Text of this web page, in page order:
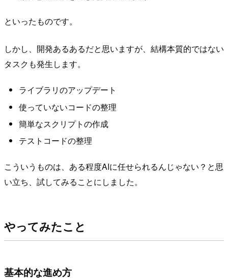
といったものです。
しかし、開発あるあるだと思いますが、結構本質的ではない
タスクも発生します。
ライブラリのアップデート
使っていないコードの整理
簡単なスクリプトの作成
テストコードの整理
こういうものは、ある程度AIに任せられるんじゃない？と思
い立ち、試してみることにしました。
やってみたこと
基本的な進め方